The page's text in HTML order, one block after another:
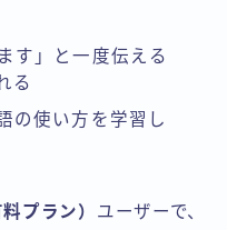
す」と一度伝える
る
の使い方を学習し
プラン） ユーザーで、